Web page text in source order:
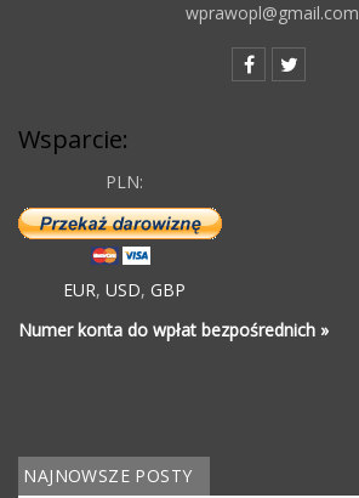
wprawopl@gmail.com
Wsparcie:
PLN:
EUR, USD, GBP
Numer konta do wpłat bezpośrednich »
NAJNOWSZE POSTY